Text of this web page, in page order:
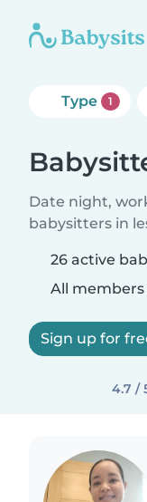
Type 1
Date night,
babysitters in
26 active
All
Sign up for
4.7 /